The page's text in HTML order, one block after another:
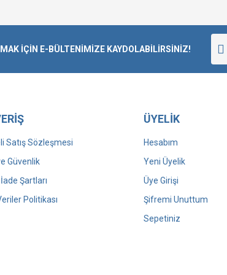
İÇİN E-BÜLTENİMİZE KAYDOLABİLİRSİNİZ!
Satış Sözleşmesi
Güvenlik
Şartları
Politikası
ÜYELİK
Hesabım
Yeni Üyelik
Üye Girişi
Şifremi Unuttum
Sepetiniz